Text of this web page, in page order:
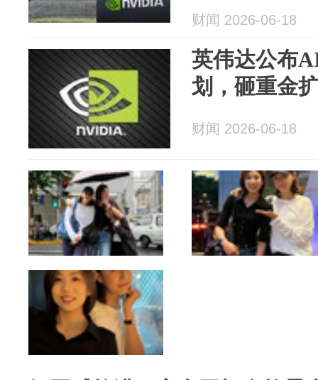
财闻 2026-06-18
英伟达公布
划，砸重金
财闻 2026-06-18